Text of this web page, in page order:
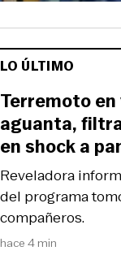
LO ÚLTIMO
hace 4 min
Reveladora
del programa
compañeros.
Terremoto
aguanta,
en shock a